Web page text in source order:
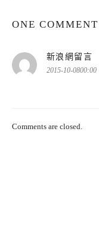
ONE COMMENT
新浪網留言
示:
2015-10-0800:00
Comments are closed.